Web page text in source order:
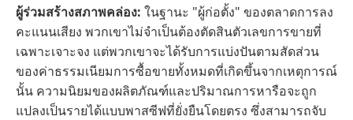
ผู้ร่วมสร้างสภาพคล่อง: ในฐานะ "ผู้ก่อตั้ง" ของตลาดการลง
คะแนนเสียง พวกเขาไม่จำเป็นต้องตัดสินตัวเลขการขายที่
เฉพาะเจาะจง แต่พวกเขาจะได้รับการแบ่งปันตามสัดส่วน
ของค่าธรรมเนียมการซื้อขายทั้งหมดที่เกิดขึ้นจากเหตุการณ์
นั้น ความนิยมของผลิตภัณฑ์และปริมาณการหารือจะถูก
แปลงเป็นรายได้แบบพาสซีฟที่ยั่งยืนโดยตรง ซึ่งสามารถจับ